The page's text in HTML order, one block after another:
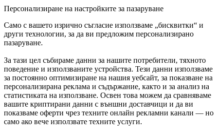
Персонализиране на настройките за пазаруване
Само с вашето изрично съгласие използваме „бисквитки“ и
други технологии, за да ви предложим персонализирано
пазаруване.
За тази цел събираме данни за нашите потребители, тяхното
поведение и използваните устройства. Тези данни използваме
за постоянно оптимизиране на нашия уебсайт, за показване на
персонализирана реклама и съдържание, както и за анализ на
статистиката на използване. Освен това можем да сравняваме
вашите криптирани данни с външни доставчици и да ви
показваме оферти чрез техните онлайн рекламни канали — но
само ако вече използвате техните услуги.